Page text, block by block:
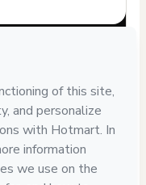
team, please
4017
here to learn more
that